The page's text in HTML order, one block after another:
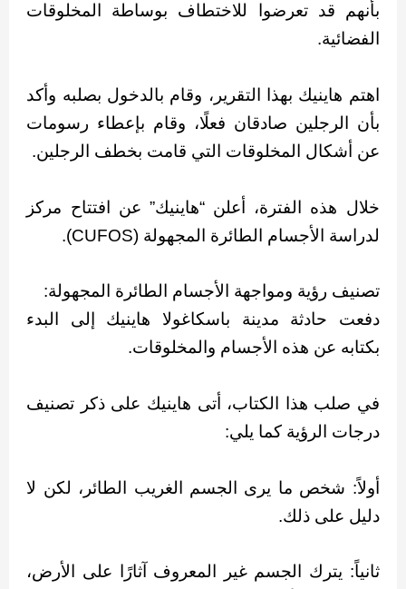
بأنهم قد تعرضوا للاختطاف بوساطة المخلوقات
الفضائية.
اهتم هاينيك بهذا التقرير، وقام بالدخول بصلبه وأكد
بأن الرجلين صادقان فعلًا، وقام بإعطاء رسومات
عن أشكال المخلوقات التي قامت بخطف الرجلين.
خلال هذه الفترة، أعلن “هاينيك” عن افتتاح مركز
لدراسة الأجسام الطائرة المجهولة (CUFOS).
تصنيف رؤية ومواجهة الأجسام الطائرة المجهولة:
دفعت حادثة مدينة باسكاغولا هاينيك إلى البدء
بكتابه عن هذه الأجسام والمخلوقات.
في صلب هذا الكتاب، أتى هاينيك على ذكر تصنيف
درجات الرؤية كما يلي:
أولاً: شخص ما يرى الجسم الغريب الطائر، لكن لا
دليل على ذلك.
ثانياً: يترك الجسم غير المعروف آثارًا على الأرض،